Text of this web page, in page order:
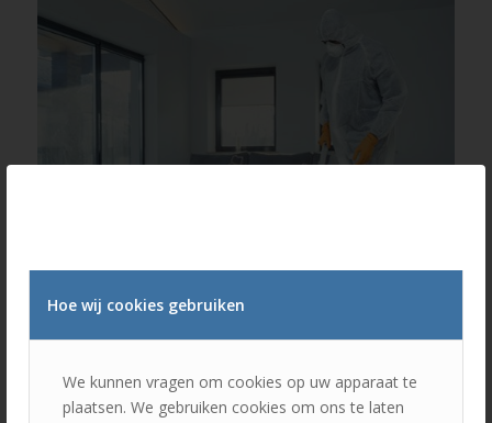
Hoe wij cookies gebruiken
We kunnen vragen om cookies op uw apparaat te
plaatsen. We gebruiken cookies om ons te laten
Vloeren onderhoud